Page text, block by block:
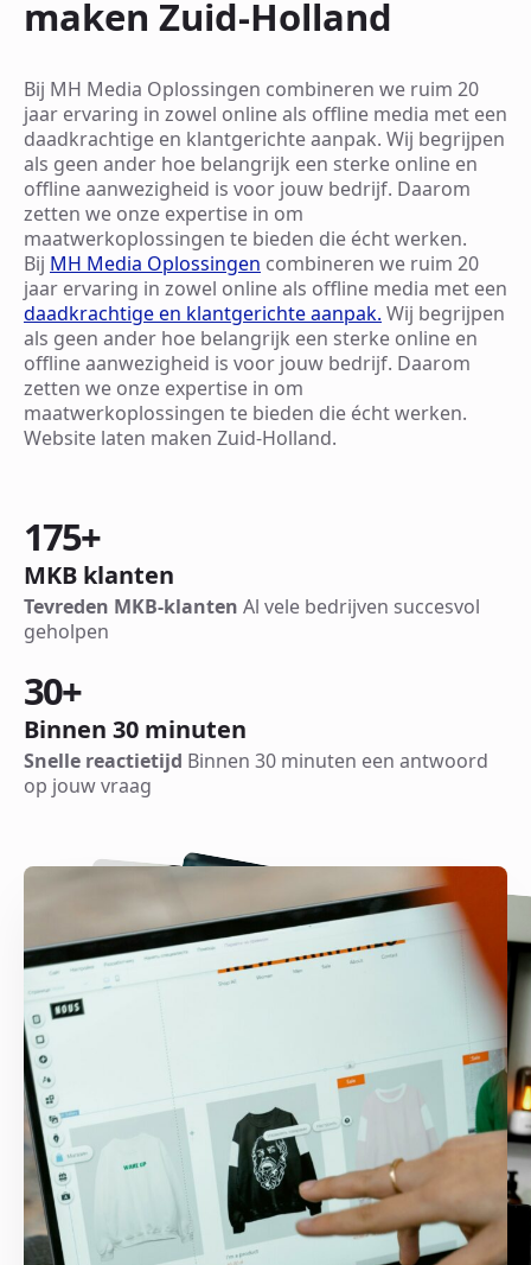
maken Zuid-Holland
Bij MH Media Oplossingen combineren we ruim 20
jaar ervaring in zowel online als offline media met een
daadkrachtige en klantgerichte aanpak. Wij begrijpen
als geen ander hoe belangrijk een sterke online en
offline aanwezigheid is voor jouw bedrijf. Daarom
zetten we onze expertise in om
maatwerkoplossingen te bieden die écht werken.
Bij MH Media Oplossingen combineren we ruim 20
jaar ervaring in zowel online als offline media met een
daadkrachtige en klantgerichte aanpak. Wij begrijpen
als geen ander hoe belangrijk een sterke online en
offline aanwezigheid is voor jouw bedrijf. Daarom
zetten we onze expertise in om
maatwerkoplossingen te bieden die écht werken.
Website laten maken Zuid-Holland.
175+
MKB klanten
Tevreden MKB-klanten Al vele bedrijven succesvol
geholpen
30+
Binnen 30 minuten
Snelle reactietijd Binnen 30 minuten een antwoord
op jouw vraag